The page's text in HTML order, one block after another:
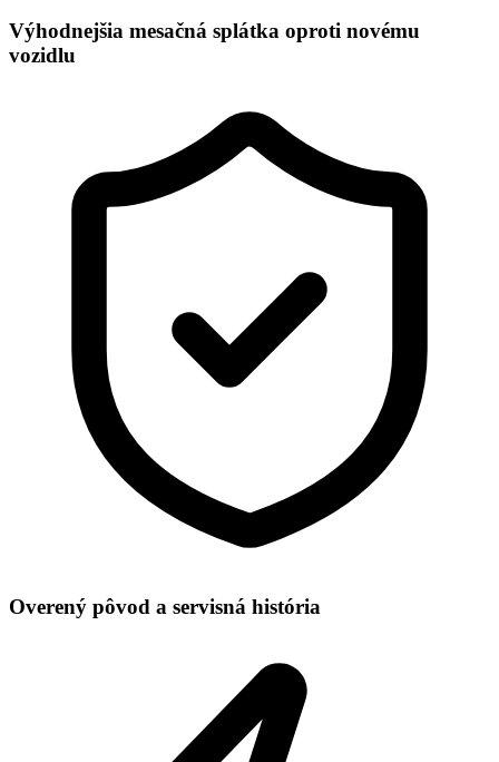
Výhodnejšia mesačná splátka oproti novému
vozidlu
Overený pôvod a servisná história